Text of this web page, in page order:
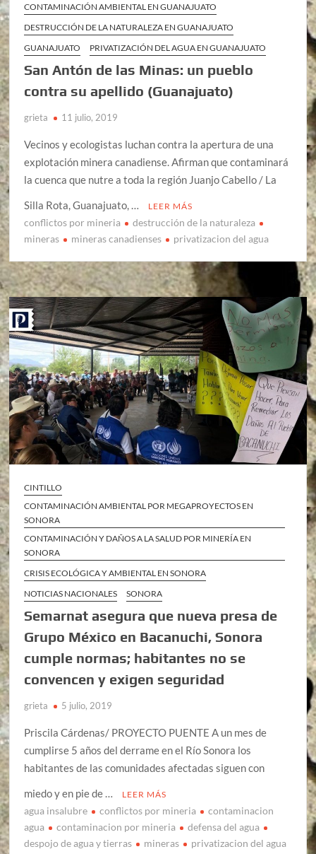
CONTAMINACIÓN AMBIENTAL EN GUANAJUATO
DESTRUCCIÓN DE LA NATURALEZA EN GUANAJUATO
GUANAJUATO
PRIVATIZACIÓN DEL AGUA EN GUANAJUATO
San Antón de las Minas: un pueblo
contra su apellido (Guanajuato)
grieta 11 julio, 2019
Vecinos y ecologistas luchan contra la apertura de una
explotación minera canadiense. Afirman que contaminará
la cuenca que nutre a toda la región Juanjo Cabello / La
Silla Rota, Guanajuato, …
LEER MÁS
conflictos por mineria
destrucción de la naturaleza
mineras
mineras canadienses privatizacion del agua
CINTILLO
CONTAMINACIÓN AMBIENTAL POR MEGAPROYECTOS EN
SONORA
CONTAMINACIÓN Y DAÑOS A LA SALUD POR MINERÍA EN
SONORA
CRISIS ECOLÓGICA Y AMBIENTAL EN SONORA
NOTICIAS NACIONALES
SONORA
Semarnat asegura que nueva presa de
Grupo México en Bacanuchi, Sonora
cumple normas; habitantes no se
convencen y exigen seguridad
grieta 5 julio, 2019
Priscila Cárdenas/ PROYECTO PUENTE A un mes de
cumplirse 5 años del derrame en el Río Sonora los
habitantes de las comunidades afectadas siguen con
miedo y en pie de …
LEER MÁS
agua insalubre conflictos por mineria
contaminacion
agua
contaminacion por mineria
defensa del agua
despojo de agua y tierras
mineras privatizacion del agua